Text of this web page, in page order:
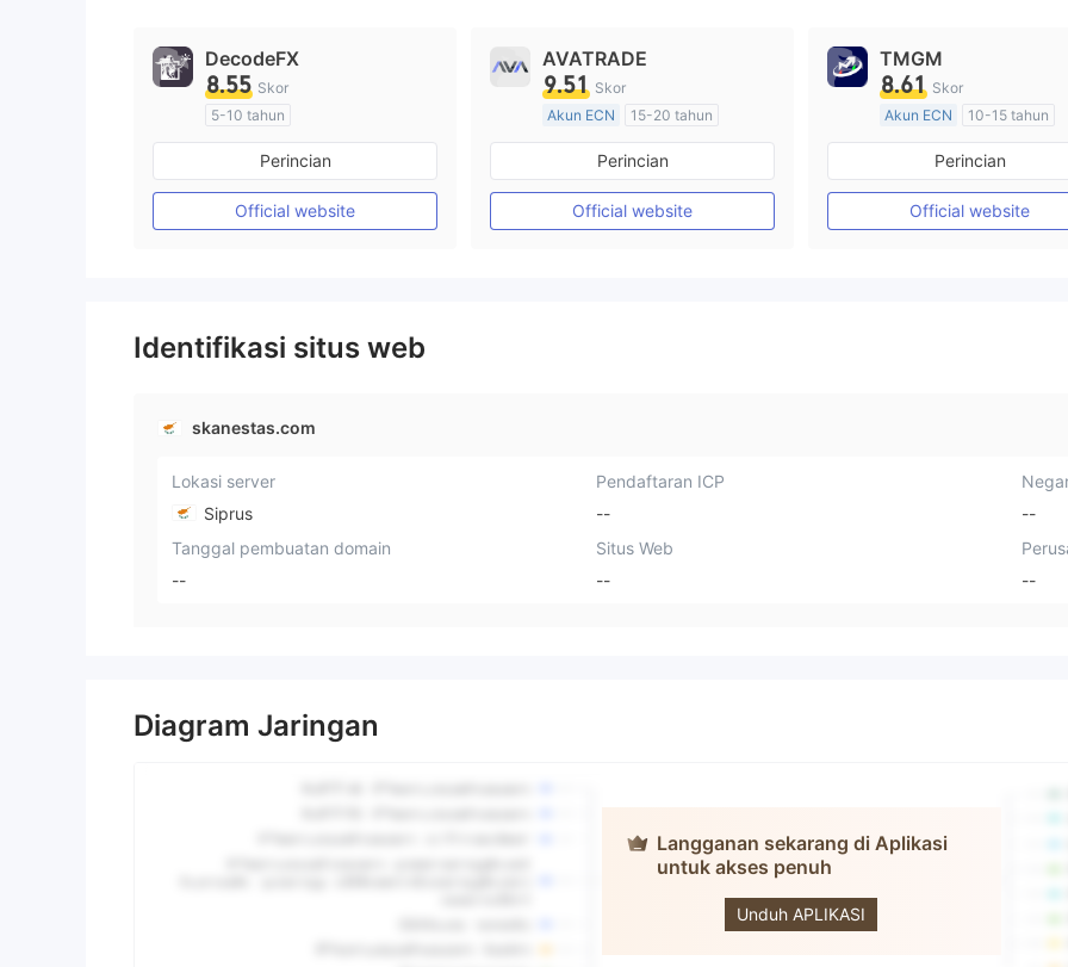
DecodeFX
8.55 Skor
5-10 tahun
Diatur di Australia
Market Maker (MM)
Lisensi Penuh MT4
Perincian
Official website
AVATRADE
9.51 Skor
Akun ECN
15-20 tahun
Diatur di Australia
Market Maker (MM)
Lisensi Penuh MT4
Perincian
Official website
TMGM
8.61 Skor
Akun ECN
10-15 tahun
Diatur di Australia
Market Maker (MM)
Lisensi Penuh MT4
Perincian
Official website
Identifikasi situs web
skanestas.com
Lokasi server
Siprus
Pendaftaran ICP
--
--
Tanggal pembuatan domain
--
Situs Web
--
--
Diagram Jaringan
Langganan sekarang di Aplikasi
untuk akses penuh
Unduh APLIKASI
SKANESTAS